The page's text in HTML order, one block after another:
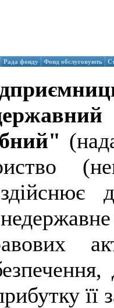
Рада фонду Фонд обслуговують
її